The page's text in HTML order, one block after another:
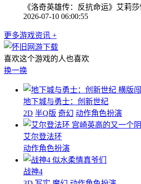
《洛奇英雄传：反抗命运》艾莉
2026-07-10 06:00:55
更多游戏资讯 +
喜欢这个游戏的人也喜欢
换一换
横版
地下城与勇士：创新世纪
2D 半Q版 奇幻 动作角色扮演
宫崎英高的又一个
艾尔登法环
动作角色扮演
似水柔情真爷们
战神4